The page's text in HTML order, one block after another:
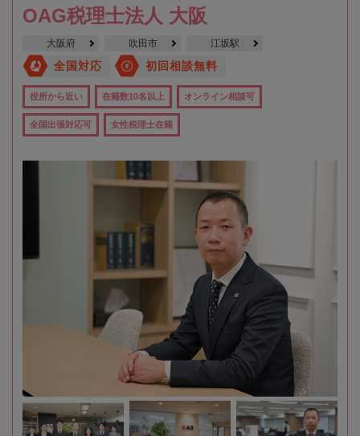
OAG税理士法人 大阪
大阪府 吹田市 江坂駅
全国対応 初回相談無料
役所から近い 在籍数10名以上 オンライン相談可
全国出張対応可 女性税理士在籍